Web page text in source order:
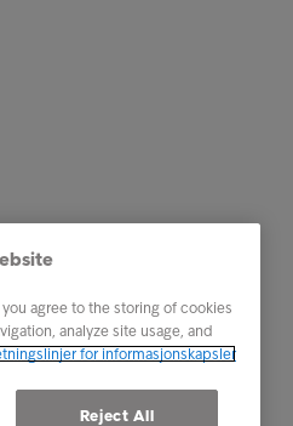
agree to the storing of cookies
analyze site usage, and
for informasjonskapsler
Reject All